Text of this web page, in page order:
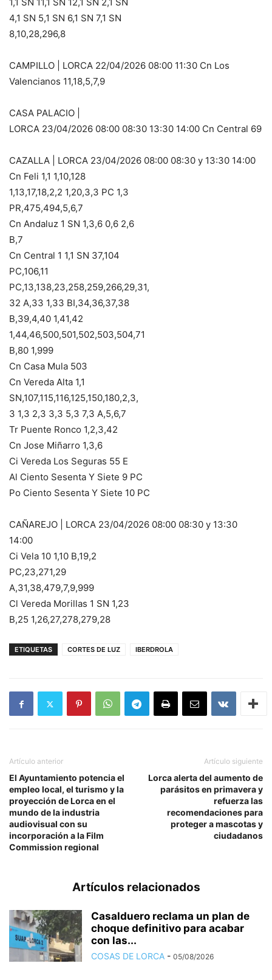
4,1 SN 5,1 SN 6,1 SN 7,1 SN
8,10,28,296,8
CAMPILLO | LORCA 22/04/2026 08:00 11:30 Cn Los
Valencianos 11,18,5,7,9
CASA PALACIO |
LORCA 23/04/2026 08:00 08:30 13:30 14:00 Cn Central 69
CAZALLA | LORCA 23/04/2026 08:00 08:30 y 13:30 14:00
Cn Feli 1,1 1,10,128
1,13,17,18,2,2 1,20,3,3 PC 1,3
PR,475,494,5,6,7
Cn Andaluz 1 SN 1,3,6 0,6 2,6
B,7
Cn Central 1 1,1 SN 37,104
PC,106,11
PC,13,138,23,258,259,266,29,31,
32 A,33 1,33 BI,34,36,37,38
B,39,4,40 1,41,42
1,44,46,500,501,502,503,504,71
B,80 1,999
Cn Casa Mula 503
Cn Vereda Alta 1,1
SN,107,115,116,125,150,180,2,3,
3 1,3 2,3 3,3 5,3 7,3 A,5,6,7
Tr Puente Ronco 1,2,3,42
Cn Jose Miñarro 1,3,6
Ci Vereda Los Seguras 55 E
Al Ciento Sesenta Y Siete 9 PC
Po Ciento Sesenta Y Siete 10 PC
CAÑAREJO | LORCA 23/04/2026 08:00 08:30 y 13:30
14:00
Ci Vela 10 1,10 B,19,2
PC,23,271,29
A,31,38,479,7,9,999
Cl Vereda Morillas 1 SN 1,23
B,25 1,26,27,278,279,28
ETIQUETAS CORTES DE LUZ IBERDROLA
Artículo anterior
El Ayuntamiento potencia el
empleo local, el turismo y la
proyección de Lorca en el
mundo de la industria
audiovisual con su
incorporación a la Film
Commission regional
Artículo siguiente
Lorca alerta del aumento de
parásitos en primavera y
refuerza las
recomendaciones para
proteger a mascotas y
ciudadanos
Artículos relacionados
Casalduero reclama un plan de
choque definitivo para acabar
con las...
COSAS DE LORCA - 05/08/2026